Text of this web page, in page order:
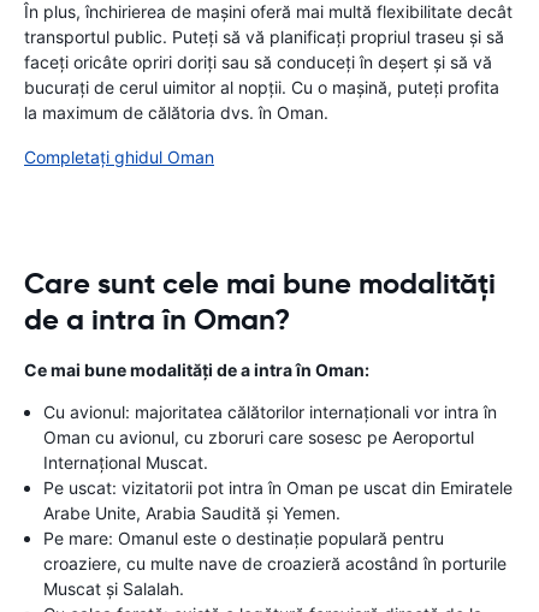
În plus, închirierea de mașini oferă mai multă flexibilitate decât
transportul public. Puteți să vă planificați propriul traseu și să
faceți oricâte opriri doriți sau să conduceți în deșert și să vă
bucurați de cerul uimitor al nopții. Cu o mașină, puteți profita
la maximum de călătoria dvs. în Oman.
Completați ghidul Oman
Care sunt cele mai bune modalități
de a intra în Oman?
Ce mai bune modalități de a intra în Oman:
Cu avionul: majoritatea călătorilor internaționali vor intra în
Oman cu avionul, cu zboruri care sosesc pe Aeroportul
Internațional Muscat.
Pe uscat: vizitatorii pot intra în Oman pe uscat din Emiratele
Arabe Unite, Arabia Saudită și Yemen.
Pe mare: Omanul este o destinație populară pentru
croaziere, cu multe nave de croazieră acostând în porturile
Muscat și Salalah.